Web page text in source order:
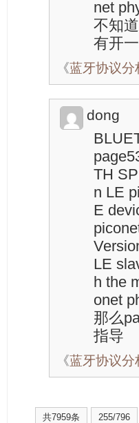
net
不知
有开
《蓝牙协议分
dong
TH
n LE
E
LE
h the
onet
那么
指导
《蓝牙协议分
共7959条 255/796